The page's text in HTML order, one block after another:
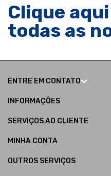
Clique
todas as
ENTRE EM CONTATO
INFORMAÇÕES
SERVIÇOS AO CLIENTE
MINHA CONTA
OUTROS SERVIÇOS